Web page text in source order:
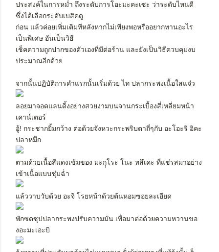
ประสงค์ในการหม่ำ ถึงระดับการโอะมะคะเซะ ว่าระดับไหนดี
ซึ่งได้เลือกระดับเบสิคดู
ก่อน แล้วค่อยเพิ่มเติมทีหลังหากไม่เพียงพอหรืออยากทานอะไร
เป็นพิเศษ อันเป็นวิธี
เช็คความถูกปากของตัวเองที่มีต่อร้าน และยังเป็นวิธีควบคุมงบ
ประมาณอีกด้วย
จากนั้นปฏิบัติการคำแรกนั้นเริ่มด้วย ไท ปลากระพงเนื้อใสแจ๋ว
ลอยมาจอดแลนดิ้งอย่างสวยงามบนจานกระเบื้องสี่เหลี่ยมหน้า
เคาน์เตอร์
อู้! กระชากยิ้มกว้าง ต่อด้วยจังหวะกระพริบตาถี่ๆกับ อะโอะริ อิคะ
ปลาหมึก
ตามด้วยเนื้อสีแดงเข้มของ มะกุุโระ โนะ ทสึเคะ ที่แช่รสมาอย่าง
เข้าเนื้อแบบชุ่มฉ่ำ
แล้ววาบวับด้วย อะจิ โรยหน้าด้วยต้นหอมซอยละเอียด
พักซดซุปปลากระพงปรับความมัน เพื่อมาต่อด้วยความหวานขอ
งอะมะเอะบิ